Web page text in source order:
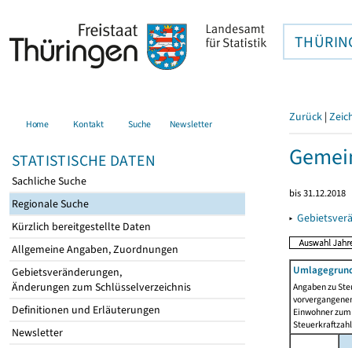
Home Kontakt Suche Newsletter
STATISTISCHE DATEN
Sachliche Suche
Regionale Suche
Kürzlich bereitgestellte Daten
Allgemeine Angaben, Zuordnungen
Gebietsveränderungen,
Änderungen zum Schlüsselverzeichnis
Definitionen und Erläuterungen
Newsletter
Zurück |
bis 31.12.2018
▸
Angaben zu
Einwohner